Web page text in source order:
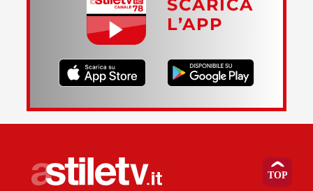
SCARICA
L’APP